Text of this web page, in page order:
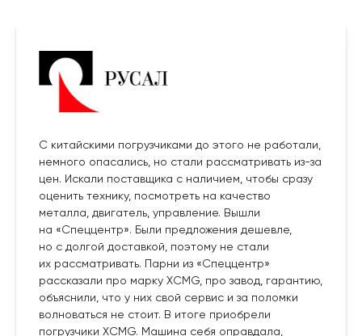
С китайскими погрузчиками до этого не работали,
немного опасались, но стали рассматривать из-за
цен. Искали поставщика с наличием, чтобы сразу
оценить технику, посмотреть на качество
металла, двигатель, управление. Вышли
на «Спеццентр». Были предложения дешевле,
но с долгой доставкой, поэтому не стали
их рассматривать. Парни из «Спеццентр»
рассказали про марку XCMG, про завод, гарантию,
объяснили, что у них свой сервис и за поломки
волноваться не стоит. В итоге приобрели
погрузчики XCMG. Машина себя оправдала,